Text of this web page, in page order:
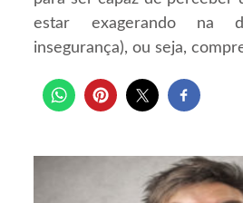
estar exagerando na
insegurança), ou seja,